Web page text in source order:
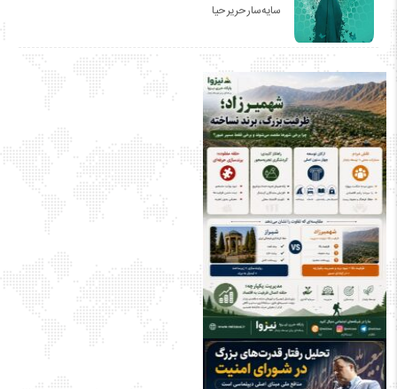
سایه‌سار حریر حیا